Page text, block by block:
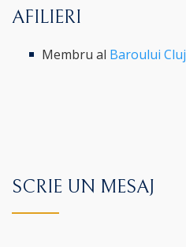
AFILIERI
Membru al Baroului Cluj
SCRIE UN MESAJ